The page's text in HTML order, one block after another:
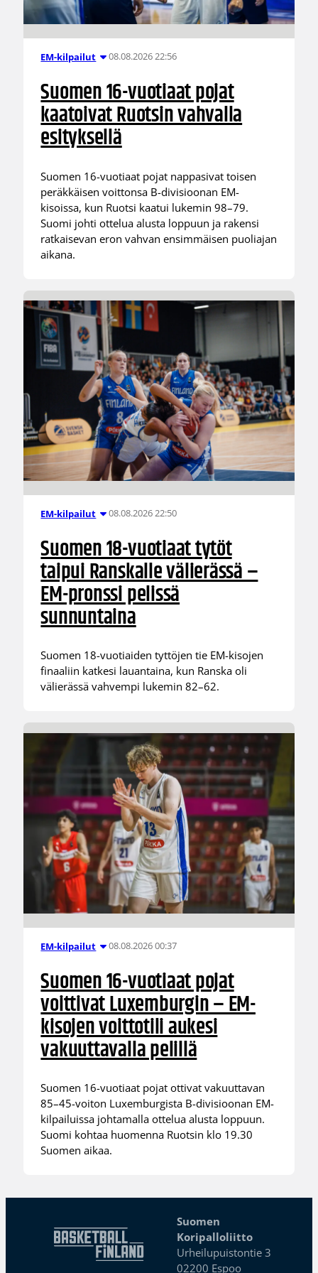
EM-kilpailut 08.08.2026 22:56
Suomen 16-vuotiaat pojat
kaatoivat Ruotsin vahvalla
esityksellä
Suomen 16-vuotiaat pojat nappasivat toisen
peräkkäisen voittonsa B-divisioonan EM-
kisoissa, kun Ruotsi kaatui lukemin 98–79.
Suomi johti ottelua alusta loppuun ja rakensi
ratkaisevan eron vahvan ensimmäisen puoliajan
aikana.
EM-kilpailut 08.08.2026 22:50
Suomen 18-vuotiaat tytöt
taipui Ranskalle välierässä –
EM-pronssi pelissä
sunnuntaina
Suomen 18-vuotiaiden tyttöjen tie EM-kisojen
finaaliin katkesi lauantaina, kun Ranska oli
välierässä vahvempi lukemin 82–62.
EM-kilpailut 08.08.2026 00:37
Suomen 16-vuotiaat pojat
voittivat Luxemburgin – EM-
kisojen voittotili aukesi
vakuuttavalla pelillä
Suomen 16-vuotiaat pojat ottivat vakuuttavan
85–45-voiton Luxemburgista B-divisioonan EM-
kilpailuissa johtamalla ottelua alusta loppuun.
Suomi kohtaa huomenna Ruotsin klo 19.30
Suomen aikaa.
Suomen
Koripalloliitto
Urheilupuistontie 3
02200 Espoo